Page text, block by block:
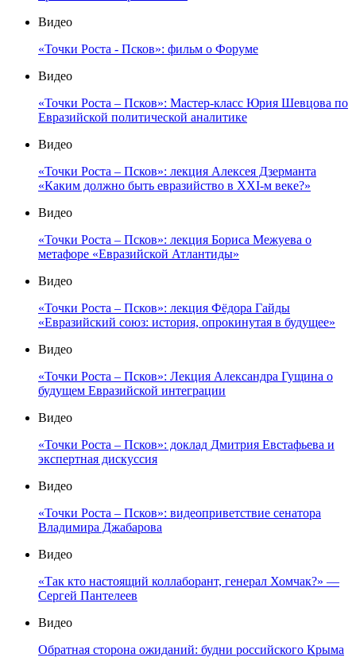
Видео
«Точки Роста - Псков»: фильм о Форуме
Видео
«Точки Роста – Псков»: Мастер-класс Юрия Шевцова по
Евразийской политической аналитике
Видео
«Точки Роста – Псков»: лекция Алексея Дзерманта
«Каким должно быть евразийство в XXI-м веке?»
Видео
«Точки Роста – Псков»: лекция Бориса Межуева о
метафоре «Евразийской Атлантиды»
Видео
«Точки Роста – Псков»: лекция Фёдора Гайды
«Евразийский союз: история, опрокинутая в будущее»
Видео
«Точки Роста – Псков»: Лекция Александра Гущина о
будущем Евразийской интеграции
Видео
«Точки Роста – Псков»: доклад Дмитрия Евстафьева и
экспертная дискуссия
Видео
«Точки Роста – Псков»: видеоприветствие сенатора
Владимира Джабарова
Видео
«Так кто настоящий коллаборант, генерал Хомчак?» —
Сергей Пантелеев
Видео
Обратная сторона ожиданий: будни российского Крыма